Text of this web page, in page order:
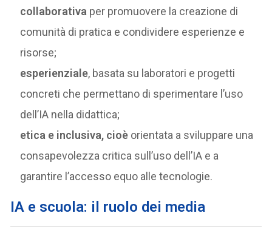
collaborativa per promuovere la creazione di
comunità di pratica e condividere esperienze e
risorse;
esperienziale, basata su laboratori e progetti
concreti che permettano di sperimentare l’uso
dell’IA nella didattica;
etica e inclusiva, cioè orientata a sviluppare una
consapevolezza critica sull’uso dell’IA e a
garantire l’accesso equo alle tecnologie.
IA e scuola: il ruolo dei media